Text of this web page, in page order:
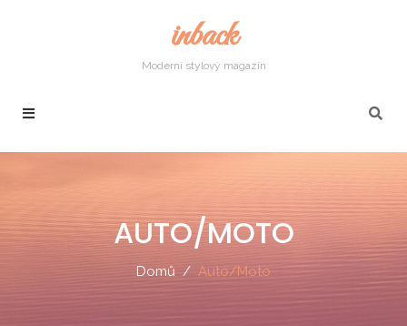
inback
Moderní stylový magazín
AUTO/MOTO
Domů Auto/Moto